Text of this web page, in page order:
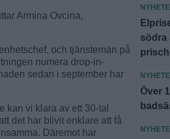
Armina Ovcina,
och tjänstemän på
numera drop-in-
sedan i september har
kan vi klara av ett 30-tal
det har blivit enklare att få
Däremot har
södra
Över